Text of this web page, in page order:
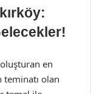
en
olan